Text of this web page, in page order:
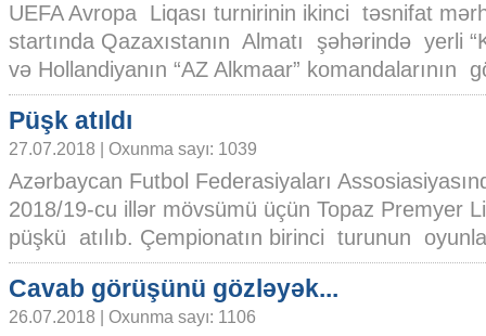
UEFA Avropa Liqası turnirinin ikinci təsnifat
startında Qazaxıstanın Almatı şəhərində yerli
və Hollandiyanın “AZ Alkmaar” komandalarının
Püşk atıldı
27.07.2018 | Oxunma sayı: 1039
Azərbaycan Futbol Federasiyaları
2018/19-cu illər mövsümü üçün Topaz Premyer
püşkü atılıb. Çempionatın birinci turunun
Cavab görüşünü gözləyək...
26.07.2018 | Oxunma sayı: 1106